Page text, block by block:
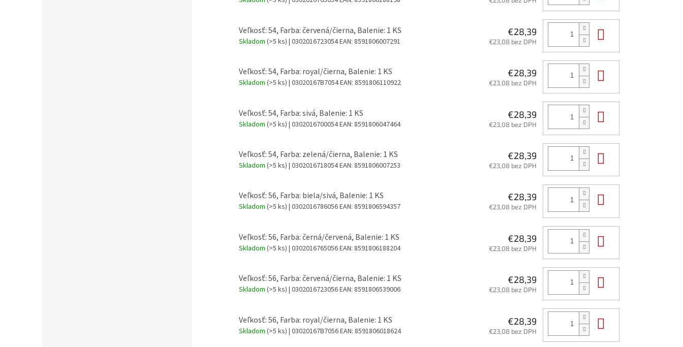
Veľkosť: 54, Farba: červená/čierna, Balenie: 1 KS
Skladom (>5 ks) | 0302016723054EAN: 8591806007291
€28,39
€23,08 bez DPH
Veľkosť: 54, Farba: royal/čierna, Balenie: 1 KS
Skladom (>5 ks) | 03020167B7054EAN: 8591806110922
€28,39
€23,08 bez DPH
Veľkosť: 54, Farba: sivá, Balenie: 1 KS
Skladom (>5 ks) | 0302016700054EAN: 8591806047464
€28,39
€23,08 bez DPH
Veľkosť: 54, Farba: zelená/čierna, Balenie: 1 KS
Skladom (>5 ks) | 0302016718054EAN: 8591806007253
€28,39
€23,08 bez DPH
Veľkosť: 56, Farba: biela/sivá, Balenie: 1 KS
Skladom (>5 ks) | 0302016786056EAN: 8591806594357
€28,39
€23,08 bez DPH
Veľkosť: 56, Farba: černá/červená, Balenie: 1 KS
Skladom (>5 ks) | 0302016765056EAN: 8591806188204
€28,39
€23,08 bez DPH
Veľkosť: 56, Farba: červená/čierna, Balenie: 1 KS
Skladom (>5 ks) | 0302016723056EAN: 8591806539006
€28,39
€23,08 bez DPH
Veľkosť: 56, Farba: royal/čierna, Balenie: 1 KS
Skladom (>5 ks) | 03020167B7056EAN: 8591806018624
€28,39
€23,08 bez DPH